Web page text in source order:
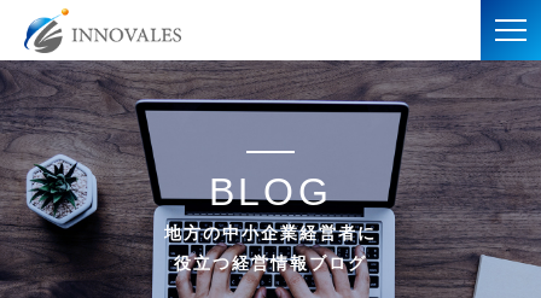
BLOG
地方の中小企業経営者に
役立つ経営情報ブログ